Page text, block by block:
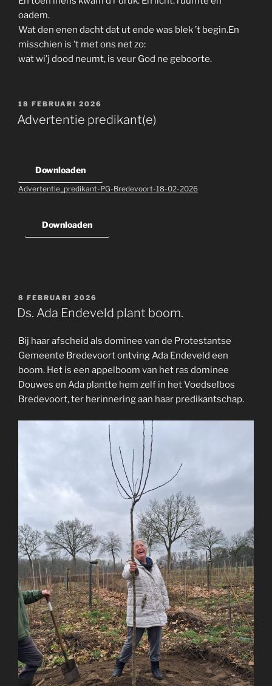
oadem.
Wat den enen dacht dat ut ende was blek ’t begin.En
misschien is ’t met ons net zo:
wat wi’j dood neumt, is veur God ne geboorte.
GEPLAATST
OP
18 FEBRUARI 2026
Advertentie predikant(e)
Downloaden
Advertentie_predikant-PG-Bredevoort-18-02-2026
Downloaden
GEPLAATST
OP
8 FEBRUARI 2026
Ds. Ada Endeveld plant boom.
Bij haar afscheid als dominee van de Protestantse
Gemeente Bredevoort ontving Ada Endeveld een
boom. Het is een appelboom van het ras dominee
Douwes en Ada plantte hem zelf in het Voedselbos
Bredevoort, ter herinnering aan haar predikantschap.